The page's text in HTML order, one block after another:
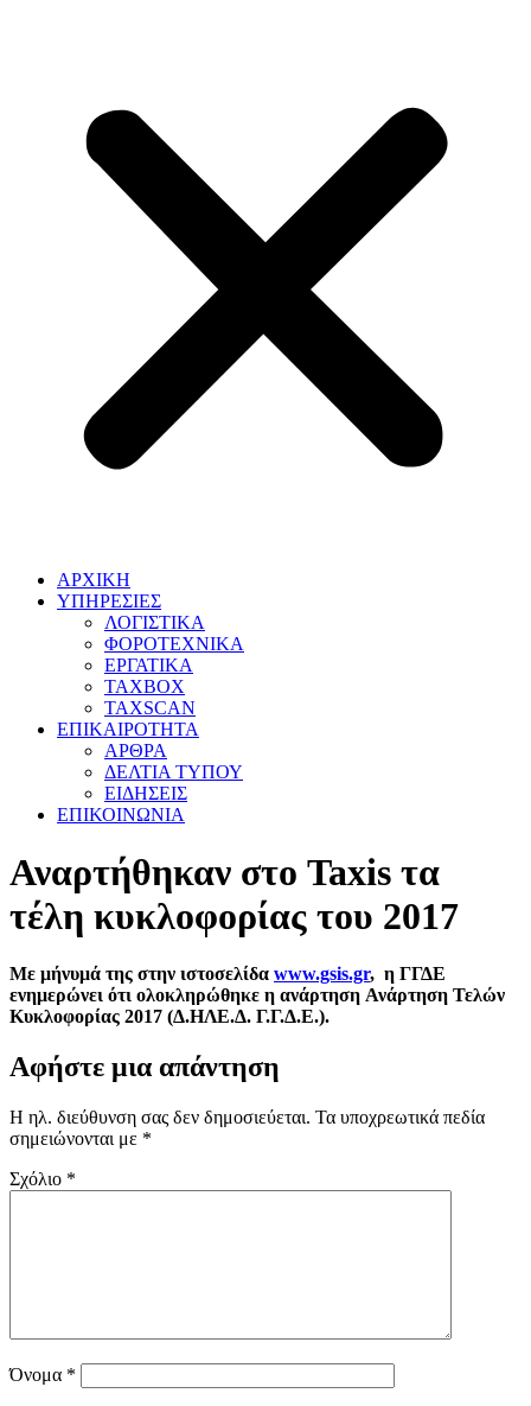
ΑΡΧΙΚΗ
ΥΠΗΡΕΣΙΕΣ
ΛΟΓΙΣΤΙΚΑ
ΦΟΡΟΤΕΧΝΙΚΑ
ΕΡΓΑΤΙΚΑ
TAXBOX
TAXSCAN
ΕΠΙΚΑΙΡΟΤΗΤΑ
ΑΡΘΡΑ
ΔΕΛΤΙΑ ΤΥΠΟΥ
ΕΙΔΗΣΕΙΣ
ΕΠΙΚΟΙΝΩΝΙΑ
Αναρτήθηκαν στο Taxis τα
τέλη κυκλοφορίας του 2017
Με μήνυμά της στην ιστοσελίδα www.gsis.gr, η ΓΓΔΕ
ενημερώνει ότι ολοκληρώθηκε η ανάρτηση Ανάρτηση Τελών
Κυκλοφορίας 2017 (Δ.ΗΛΕ.Δ. Γ.Γ.Δ.Ε.).
Αφήστε μια απάντηση
Η ηλ. διεύθυνση σας δεν δημοσιεύεται. Τα υποχρεωτικά πεδία
σημειώνονται με *
Σχόλιο *
Όνομα *